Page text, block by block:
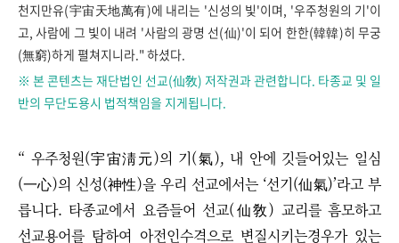
천지만유(宇宙天地萬有)에 내리는 '신성의 빛'이며, '우주청원의 기'이
고, 사람에 그 빛이 내려 '사람의 광명 선(仙)'이 되어 한한(韓韓)히 무궁
(無窮)하게 펼쳐지니라." 하셨다.
※ 본 콘텐츠는 재단법인 선교(仙敎) 저작권과 관련합니다. 타종교 및 일
반의 무단도용시 법적책임을 지게됩니다.
“ 우주청원(宇宙淸元)의 기(氣), 내 안에 깃들어있는 일심
(一心)의 신성(神性)을 우리 선교에서는 ‘선기(仙氣)’라고 부
릅니다. 타종교에서 요즘들어 선교(仙敎) 교리를 흠모하고
선교용어를 탐하여 아전인수격으로 변질시키는경우가 있는